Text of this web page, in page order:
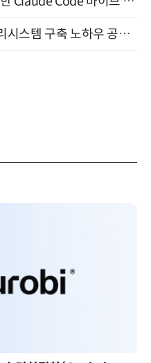
"AI 핀옵스 시스템과 토큰 관리시스템 구축 노하우 공개" 잠실 한국광고문화회관 2층 대회의실 (8/21)